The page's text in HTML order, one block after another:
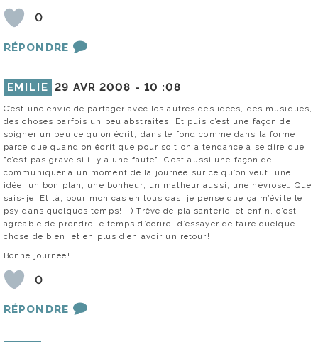
0
RÉPONDRE
EMILIE 29 AVR 2008 - 10 :08
C’est une envie de partager avec les autres des idées, des musiques,
des choses parfois un peu abstraites. Et puis c’est une façon de
soigner un peu ce qu’on écrit, dans le fond comme dans la forme,
parce que quand on écrit que pour soit on a tendance à se dire que
"c’est pas grave si il y a une faute". C’est aussi une façon de
communiquer à un moment de la journée sur ce qu’on veut, une
idée, un bon plan, une bonheur, un malheur aussi, une névrose… Que
sais-je! Et là, pour mon cas en tous cas, je pense que ça m’évite le
psy dans quelques temps! : ) Trêve de plaisanterie, et enfin, c’est
agréable de prendre le temps d’écrire, d’essayer de faire quelque
chose de bien, et en plus d’en avoir un retour!
Bonne journée!
0
RÉPONDRE